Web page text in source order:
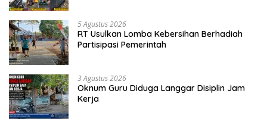
5 Agustus 2026
RT Usulkan Lomba Kebersihan Berhadiah
Partisipasi Pemerintah
3 Agustus 2026
Oknum Guru Diduga Langgar Disiplin Jam
Kerja